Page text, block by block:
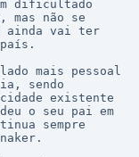
dificultado
mas não se
ainda vai ter
país.
mais pessoal
sendo
existente
o seu pai em
sempre